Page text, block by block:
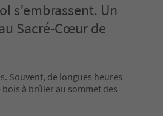
s’embrassent. Un
Sacré-Cœur de
Souvent, de longues heures
à brûler au sommet des